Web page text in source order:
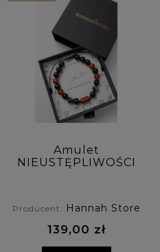
Amulet
NIEUSTĘPLIWOŚCI
karneolu,
obsydianu i onyksu
Producent: Hannah Store
139,00 zł